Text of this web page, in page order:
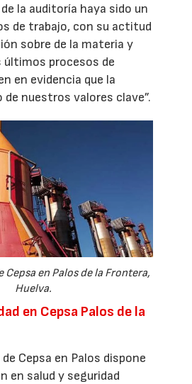
la auditoría haya sido un
de trabajo, con su actitud
sobre de la materia y
últimos procesos de
en evidencia que la
de nuestros valores clave”.
en Palos de la Frontera,
Huelva.
en Cepsa Palos de la
Cepsa en Palos dispone
en salud y seguridad